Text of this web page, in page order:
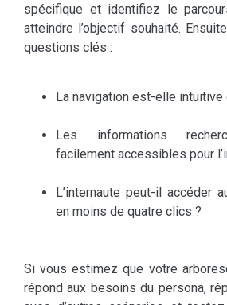
spécifique et identifiez le
atteindre l’objectif souhaité.
questions clés :
La navigation est-elle intuitive
Les informations
facilement accessibles pour
L’internaute peut-il accéder
en moins de quatre clics ?
Si vous estimez que votre
répond aux besoins du persona,